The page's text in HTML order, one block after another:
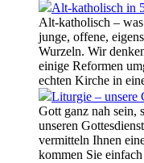
Alt-katholisch in
Alt-katholisch –
junge, offene,
Wurzeln. Wir
einige Reformen
echten Kirche in
Liturgie – unsere
Gott ganz nah sein,
unseren
vermitteln Ihnen
kommen Sie